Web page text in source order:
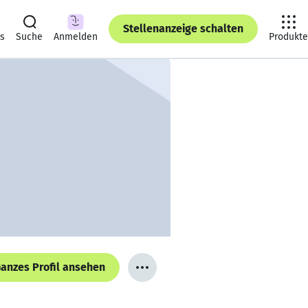
Suche Anmelden
Stellenanzeige schalten
Produkte
Profil ansehen